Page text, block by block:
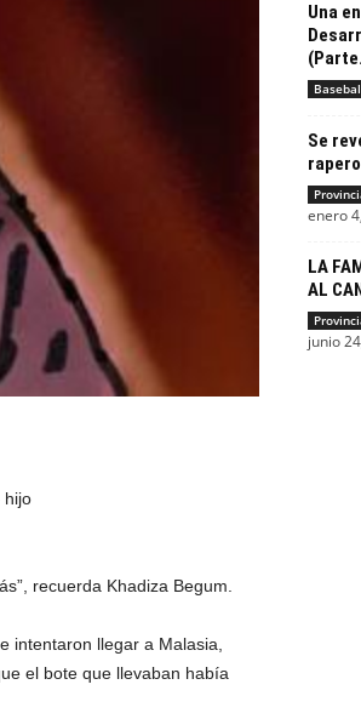
hijo
recuerda Khadiza Begum.
intentaron llegar a Malasia,
el bote que llevaban había
Una
Se
enero
LA
AL
junio